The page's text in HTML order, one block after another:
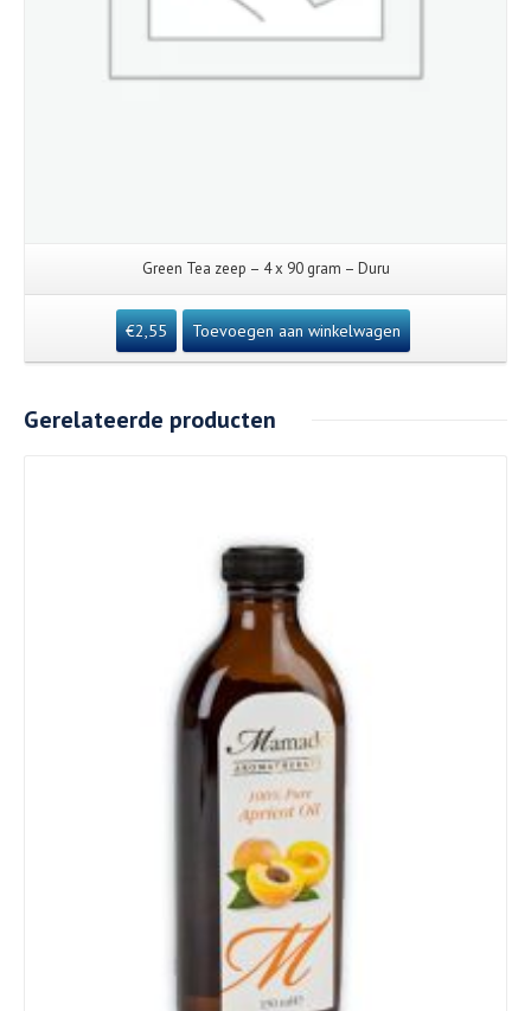
Green Tea zeep – 4 x 90 gram – Duru
€2,55 Toevoegen aan winkelwagen
Gerelateerde producten